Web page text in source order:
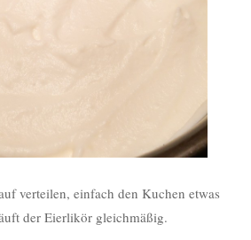
verteilen, einfach den Kuchen etwas
der Eierlikör gleichmäßig.